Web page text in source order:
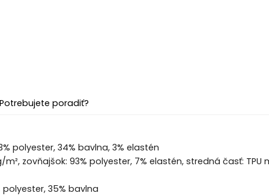
poradiť?
polyester, 34% bavlna, 3% elastén
m², zovňajšok: 93% polyester, 7% elastén, stredná časť:
polyester, 35% bavlna